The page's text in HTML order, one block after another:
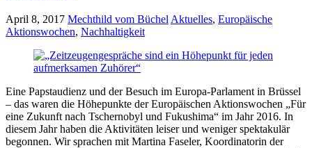
April 8, 2017 Mechthild vom BüchelAktuelles, Europäische
Aktionswochen, Nachhaltigkeit
Eine Papstaudienz und der Besuch im Europa-Parlament in Brüssel
– das waren die Höhepunkte der Europäischen Aktionswochen „Für
eine Zukunft nach Tschernobyl und Fukushima“ im Jahr 2016. In
diesem Jahr haben die Aktivitäten leiser und weniger spektakulär
begonnen. Wir sprachen mit Martina Faseler, Koordinatorin der